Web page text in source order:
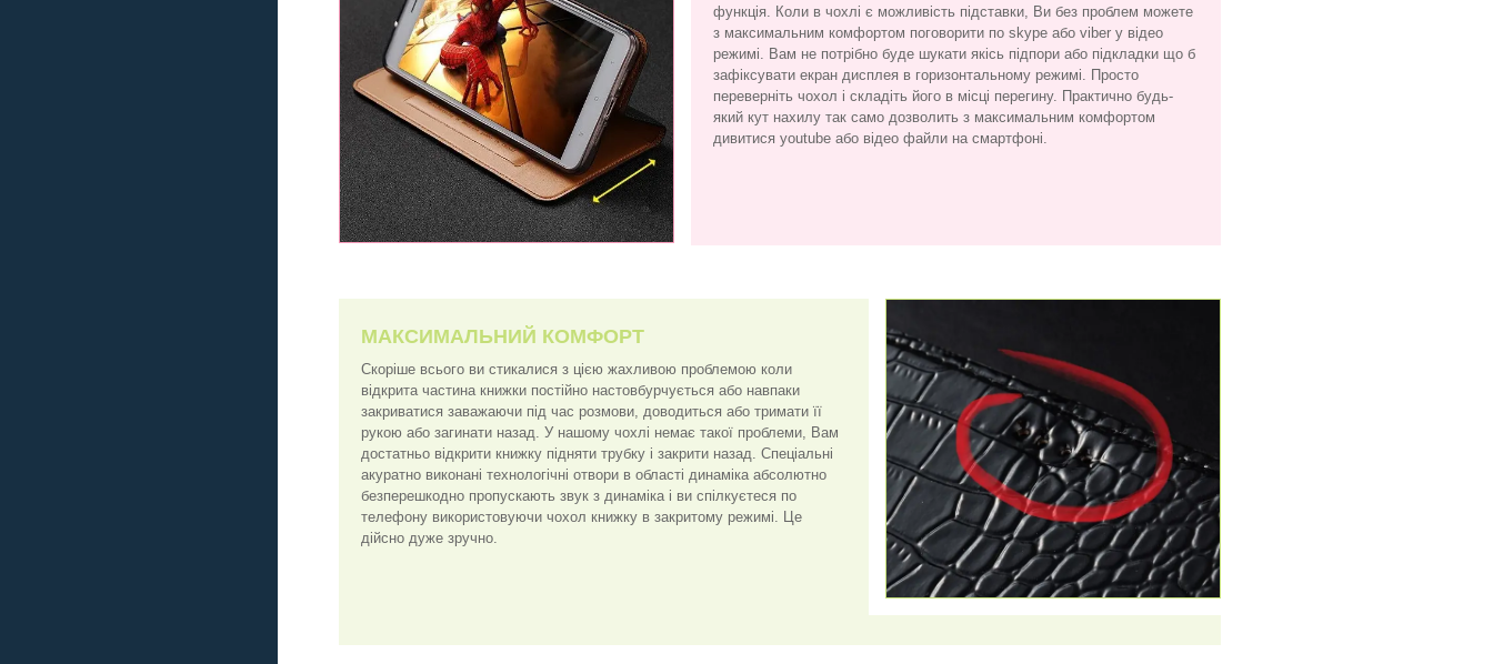
функція. Коли в чохлі є можливість підставки, Ви без проблем можете
з максимальним комфортом поговорити по skype або viber у відео
режимі. Вам не потрібно буде шукати якісь підпори або підкладки що б
зафіксувати екран дисплея в горизонтальному режимі. Просто
переверніть чохол і складіть його в місці перегину. Практично будь-
який кут нахилу так само дозволить з максимальним комфортом
дивитися youtube або відео файли на смартфоні.
МАКСИМАЛЬНИЙ КОМФОРТ
Скоріше всього ви стикалися з цією жахливою проблемою коли
відкрита частина книжки постійно настовбурчується або навпаки
закриватися заважаючи під час розмови, доводиться або тримати її
рукою або загинати назад. У нашому чохлі немає такої проблеми, Вам
достатньо відкрити книжку підняти трубку і закрити назад. Спеціальні
акуратно виконані технологічні отвори в області динаміка абсолютно
безперешкодно пропускають звук з динаміка і ви спілкуєтеся по
телефону використовуючи чохол книжку в закритому режимі. Це
дійсно дуже зручно.